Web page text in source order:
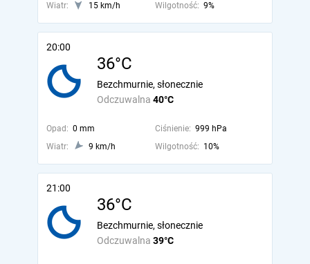
Wiatr:
15 km/h Wilgotność: 9%
20:00
36°C
Odczuwalna 40°C
Bezchmurnie, słonecznie
Opad: 0 mm Ciśnienie: 999 hPa
Wiatr:
9 km/h Wilgotność: 10%
21:00
36°C
Odczuwalna 39°C
Bezchmurnie, słonecznie